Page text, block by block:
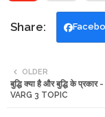
OLDER
बुद्धि क्या है और बुद्धि के
VARG 3 TOPIC